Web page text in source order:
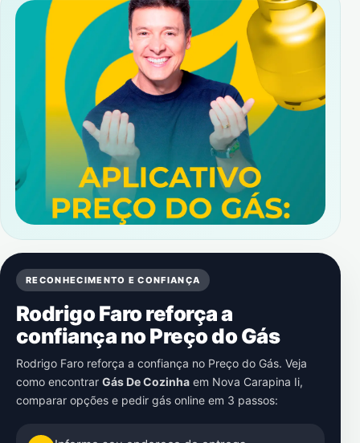
RECONHECIMENTO E CONFIANÇA
Rodrigo Faro reforça a
confiança no Preço do Gás
Rodrigo Faro reforça a confiança no Preço do Gás. Veja
como encontrar Gás De Cozinha em Nova Carapina Ii,
comparar opções e pedir gás online em 3 passos: